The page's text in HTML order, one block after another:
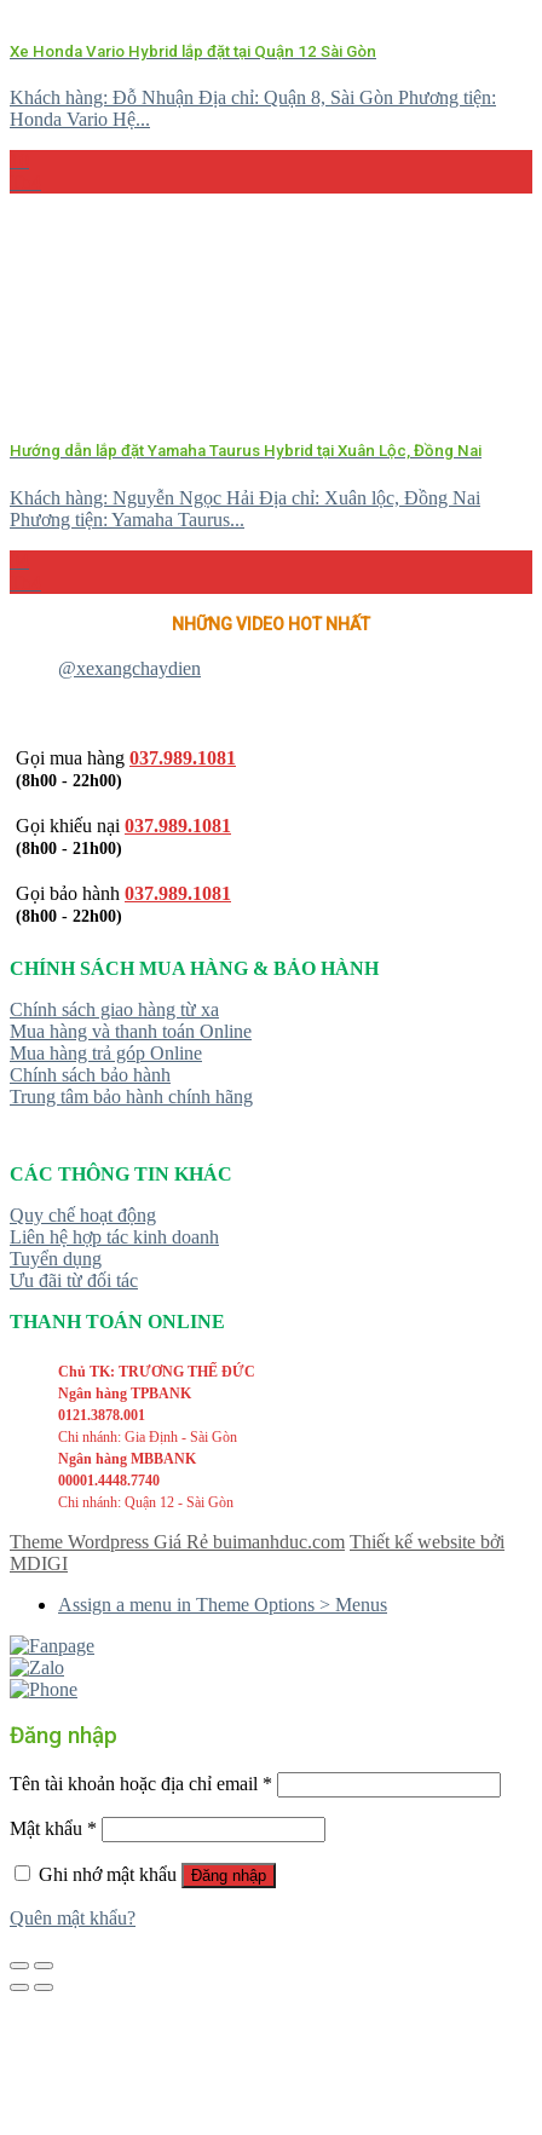
Xe Honda Vario Hybrid lắp đặt tại Quận 12 Sài Gòn
Khách hàng: Đỗ Nhuận Địa chỉ: Quận 8, Sài Gòn Phương tiện:
Honda Vario Hệ...
Hướng dẫn lắp đặt Yamaha Taurus Hybrid tại Xuân Lộc, Đồng Nai
Khách hàng: Nguyễn Ngọc Hải Địa chỉ: Xuân lộc, Đồng Nai
Phương tiện: Yamaha Taurus...
NHỮNG VIDEO HOT NHẤT
@xexangchaydien
Gọi mua hàng 037.989.1081
(8h00 - 22h00)
Gọi khiếu nại 037.989.1081
(8h00 - 21h00)
Gọi bảo hành 037.989.1081
(8h00 - 22h00)
CHÍNH SÁCH MUA HÀNG & BẢO HÀNH
Chính sách giao hàng từ xa
Mua hàng và thanh toán Online
Mua hàng trả góp Online
Chính sách bảo hành
Trung tâm bảo hành chính hãng
CÁC THÔNG TIN KHÁC
Quy chế hoạt động
Liên hệ hợp tác kinh doanh
Tuyển dụng
Ưu đãi từ đối tác
THANH TOÁN ONLINE
Chủ TK: TRƯƠNG THẾ ĐỨC
Ngân hàng TPBANK
0121.3878.001
Chi nhánh: Gia Định - Sài Gòn
Ngân hàng MBBANK
00001.4448.7740
Chi nhánh: Quận 12 - Sài Gòn
Theme Wordpress Giá Rẻ buimanhduc.com Thiết kế website bởi
MDIGI
Assign a menu in Theme Options > Menus
Đăng nhập
Tên tài khoản hoặc địa chỉ email *
Mật khẩu *
Ghi nhớ mật khẩu Đăng nhập
Quên mật khẩu?